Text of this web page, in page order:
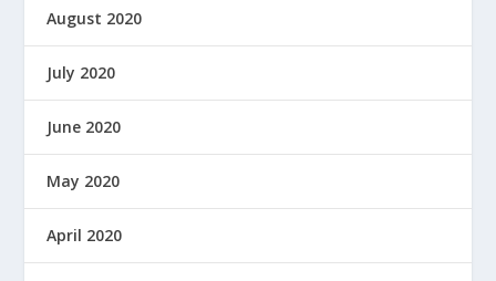
August 2020
July 2020
June 2020
May 2020
April 2020